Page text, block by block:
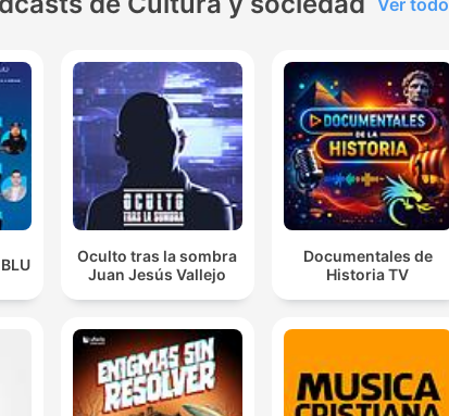
Ver todo
Oculto tras la sombra
Juan Jesús Vallejo
Documentales de
Historia TV